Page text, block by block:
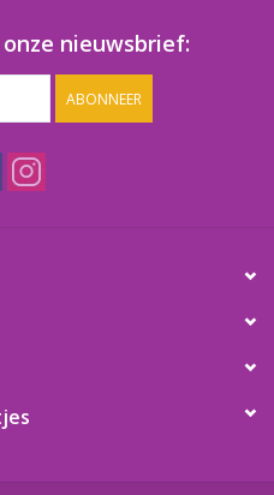
nieuwsbrief:
ABONNEER